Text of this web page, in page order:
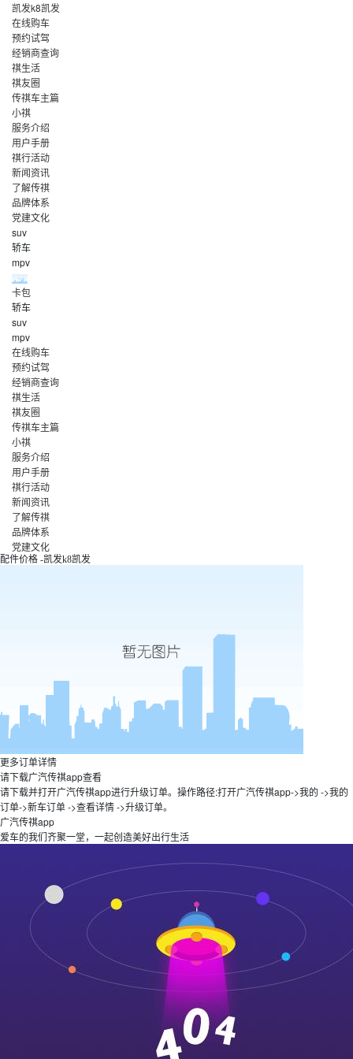
凯发k8凯发
在线购车
预约试驾
经销商查询
祺生活
祺友圈
传祺车主篇
小祺
服务介绍
用户手册
祺行活动
新闻资讯
了解传祺
品牌体系
党建文化
suv
轿车
mpv
卡包
轿车
suv
mpv
在线购车
预约试驾
经销商查询
祺生活
祺友圈
传祺车主篇
小祺
服务介绍
用户手册
祺行活动
新闻资讯
了解传祺
品牌体系
党建文化
配件价格 -凯发k8凯发
更多订单详情
请下载广汽传祺app查看
请下载并打开广汽传祺app进行升级订单。操作路径:打开广汽传祺app->我的 ->我的
订单->新车订单 ->查看详情 ->升级订单。
广汽传祺app
爱车的我们齐聚一堂，一起创造美好出行生活